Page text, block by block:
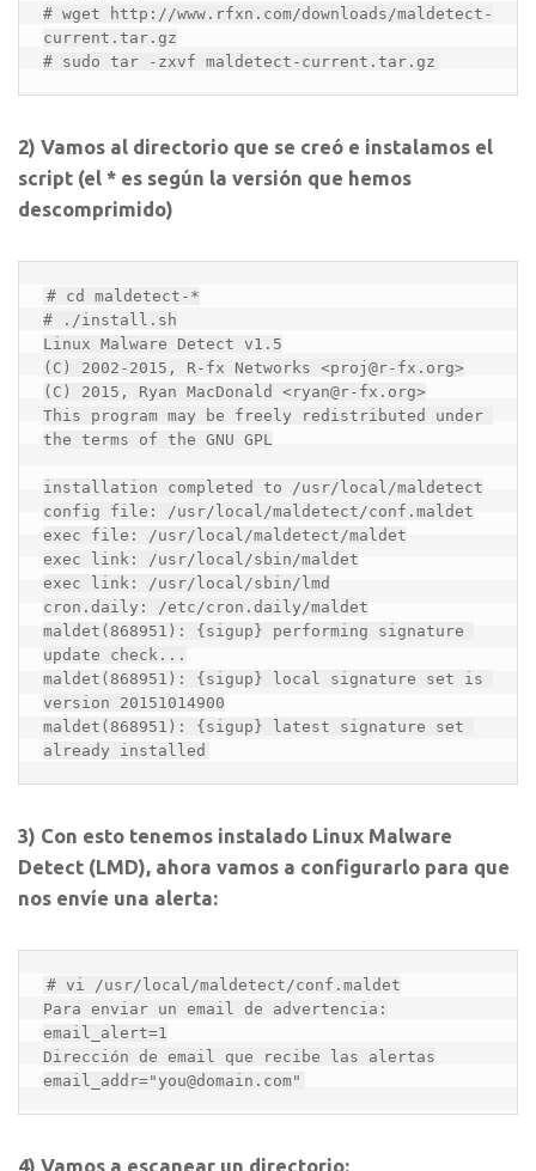
# wget http://www.rfxn.com/downloads/maldetect-
current.tar.gz
# sudo tar -zxvf maldetect-current.tar.gz
2) Vamos al directorio que se creó e instalamos el
script (el * es según la versión que hemos
descomprimido)
# cd maldetect-*
# ./install.sh
Linux Malware Detect v1.5
(C) 2002-2015, R-fx Networks <proj@r-fx.org>
(C) 2015, Ryan MacDonald <ryan@r-fx.org>
This program may be freely redistributed under
the terms of the GNU GPL
installation completed to /usr/local/maldetect
config file: /usr/local/maldetect/conf.maldet
exec file: /usr/local/maldetect/maldet
exec link: /usr/local/sbin/maldet
exec link: /usr/local/sbin/lmd
cron.daily: /etc/cron.daily/maldet
maldet(868951): {sigup} performing signature
update check...
maldet(868951): {sigup} local signature set is
version 20151014900
maldet(868951): {sigup} latest signature set
already installed
3) Con esto tenemos instalado Linux Malware
Detect (LMD), ahora vamos a configurarlo para que
nos envíe una alerta:
# vi /usr/local/maldetect/conf.maldet
Para enviar un email de advertencia:
email_alert=1
Dirección de email que recibe las alertas
email_addr="you@domain.com"
4) Vamos a escanear un directorio: